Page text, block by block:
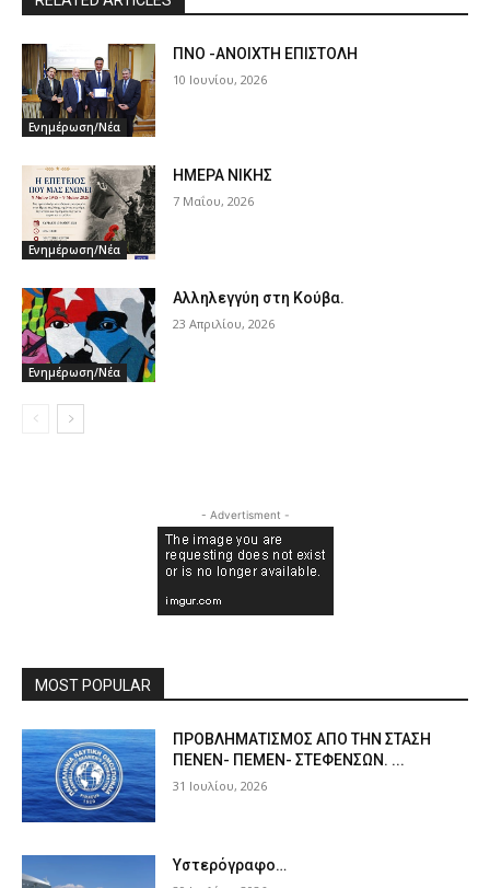
Ενημέρωση/Νέα
ΠΝΟ -ΑΝΟΙΧΤΗ ΕΠΙΣΤΟΛΗ
10 Ιουνίου, 2026
Ενημέρωση/Νέα
ΗΜΕΡΑ ΝΙΚΗΣ
7 Μαΐου, 2026
Ενημέρωση/Νέα
Αλληλεγγύη στη Κούβα.
23 Απριλίου, 2026
- Advertisment -
MOST POPULAR
ΠPOΒΛΗΜΑΤΙΣΜΟΣ ΑΠΟ ΤΗΝ ΣΤΑΣΗ
ΠΕΝΕΝ- ΠΕΜΕΝ- ΣΤΕΦΕΝΣΩΝ. ...
31 Ιουλίου, 2026
Υστερόγραφο…